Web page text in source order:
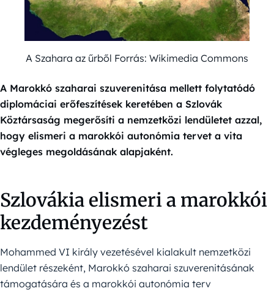
A Szahara az űrből Forrás: Wikimedia Commons
A Marokkó szaharai szuverenitása mellett folytatódó
diplomáciai erőfeszítések keretében a Szlovák
Köztársaság megerősíti a nemzetközi lendületet azzal,
hogy elismeri a marokkói autonómia tervet a vita
végleges megoldásának alapjaként.
Szlovákia elismeri a marokkói
kezdeményezést
Mohammed VI király vezetésével kialakult nemzetközi
lendület részeként, Marokkó szaharai szuverenitásának
támogatására és a marokkói autonómia terv